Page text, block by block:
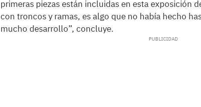
primeras piezas están incluidas en esta exposición
con troncos y ramas, es algo que no había hecho
mucho desarrollo”, concluye.